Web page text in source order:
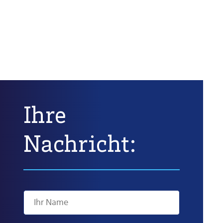
Ihre
Nachricht: